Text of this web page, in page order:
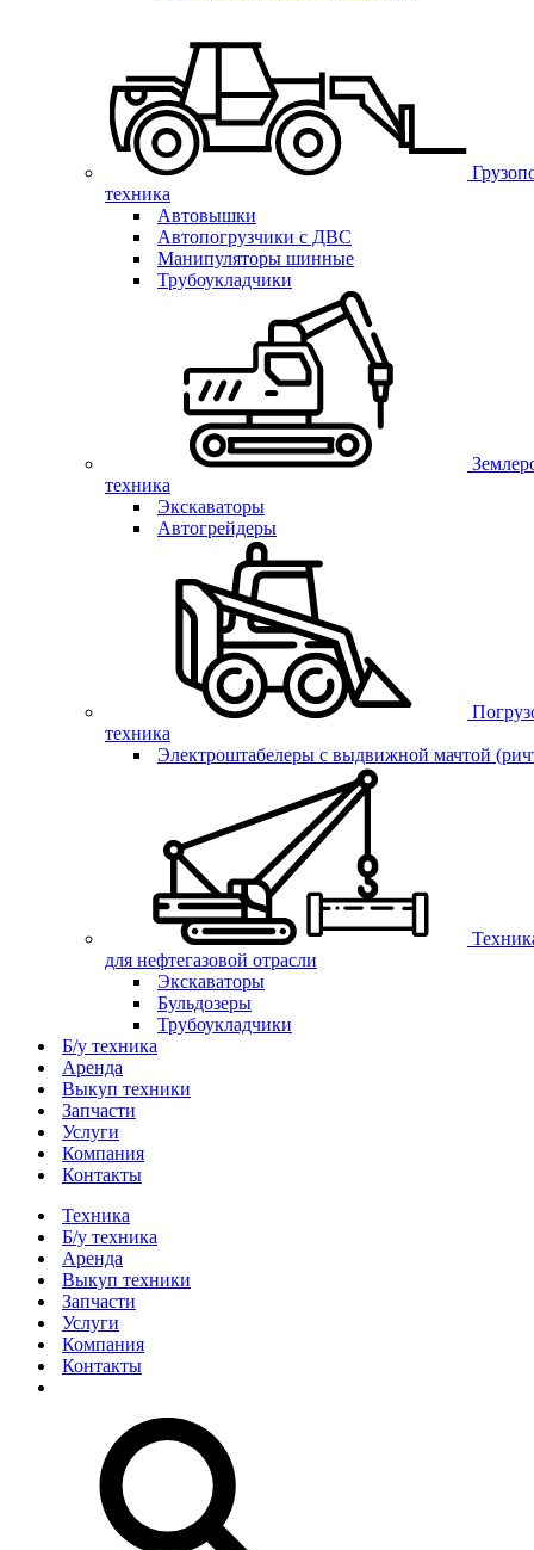
техника
Автовышки
Автопогрузчики с ДВС
Манипуляторы шинные
Трубоукладчики
техника
Экскаваторы
Автогрейдеры
техника
Электроштабелеры с выдвижной мачтой
для нефтегазовой отрасли
Экскаваторы
Бульдозеры
Трубоукладчики
Б/у техника
Аренда
Выкуп техники
Запчасти
Услуги
Компания
Контакты
Техника
Б/у техника
Аренда
Выкуп техники
Запчасти
Услуги
Компания
Контакты